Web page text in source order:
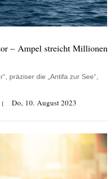
– Ampel streicht Millionen
präziser die „Antifa zur See“,
| Do, 10. August 2023